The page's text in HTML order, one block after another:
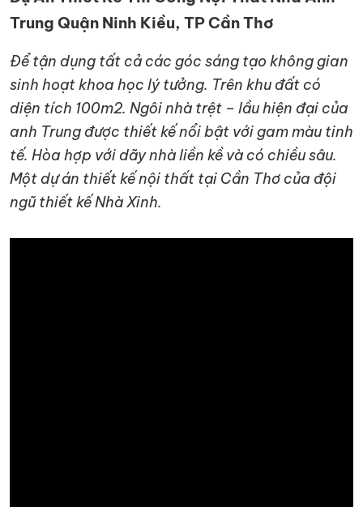
Trung Quận Ninh Kiều, TP Cần Thơ
Để tận dụng tất cả các góc sáng tạo không gian
sinh hoạt khoa học lý tưởng. Trên khu đất có
diện tích 100m2. Ngôi nhà trệt – lầu hiện đại của
anh Trung được thiết kế nổi bật với gam màu tinh
tế. Hòa hợp với dãy nhà liền kề và có chiều sâu.
Một dự án thiết kế nội thất tại Cần Thơ của đội
ngũ thiết kế Nhà Xinh.